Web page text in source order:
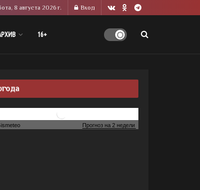
8 августа 2026 г. Вход
16+